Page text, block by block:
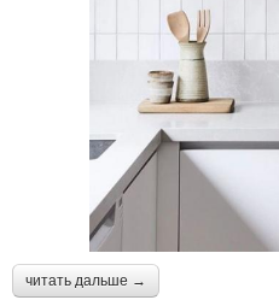
читать дальше →